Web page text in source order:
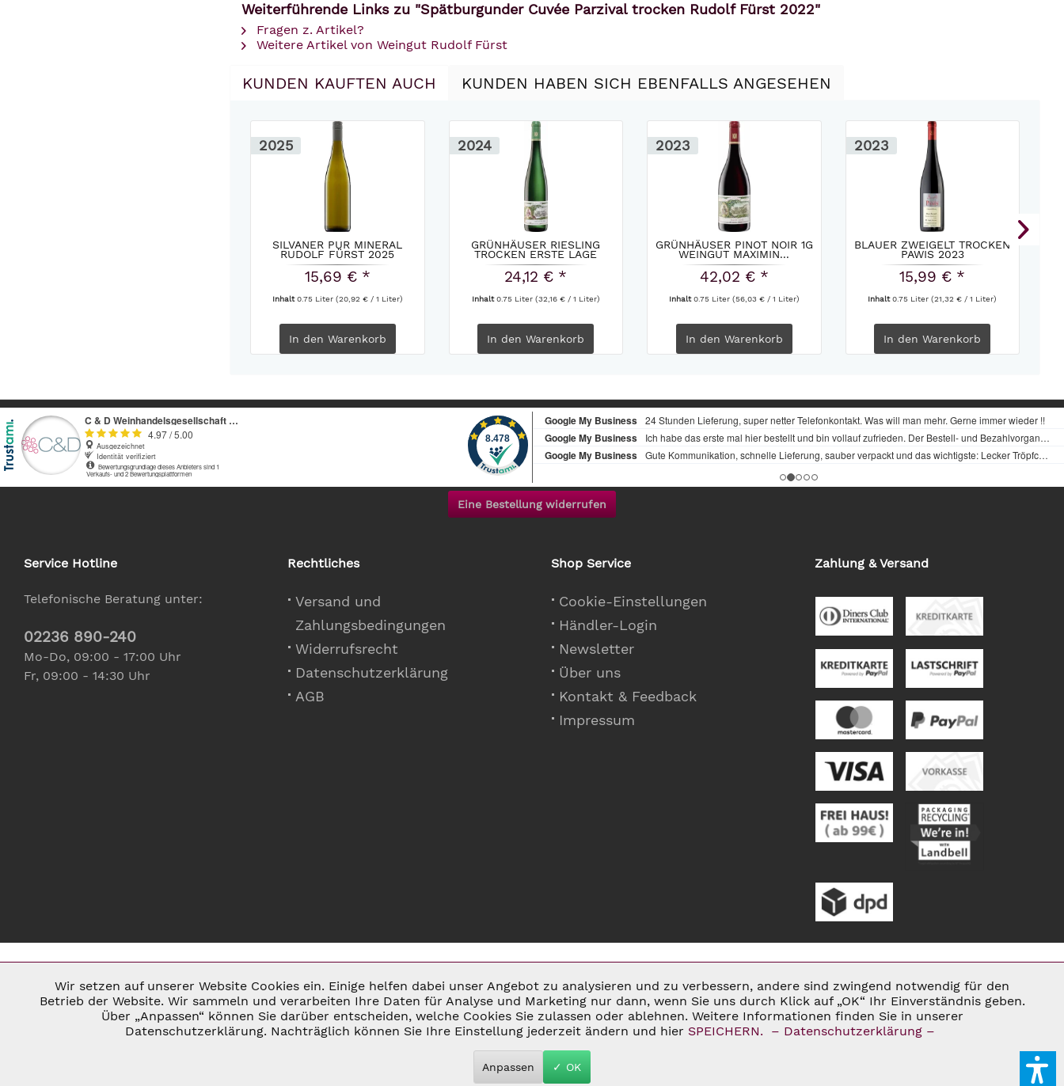
Weiterführende Links zu "Spätburgunder Cuvée Parzival trocken Rudolf Fürst 2022"
Fragen z. Artikel?
Weitere Artikel von Weingut Rudolf Fürst
KUNDEN KAUFTEN AUCH KUNDEN HABEN SICH EBENFALLS ANGESEHEN
2025
SILVANER PUR MINERAL
RUDOLF FÜRST 2025
15,69 € *
Inhalt0.75 Liter (20,92 € / 1 Liter)
In den Warenkorb
2024
GRÜNHÄUSER RIESLING
TROCKEN ERSTE LAGE
WEINGUT...
24,12 € *
Inhalt0.75 Liter (32,16 € / 1 Liter)
In den Warenkorb
2023
GRÜNHÄUSER PINOT NOIR 1G
WEINGUT MAXIMIN...
42,02 € *
Inhalt0.75 Liter (56,03 € / 1 Liter)
In den Warenkorb
2023
BLAUER ZWEIGELT TROCKEN
PAWIS 2023
15,99 € *
Inhalt0.75 Liter(21,32 € / 1 Liter)
In den Warenkorb
Eine Bestellung widerrufen
Service Hotline
Telefonische Beratung unter:
02236 890-240
Mo-Do, 09:00 - 17:00 Uhr
Fr, 09:00 - 14:30 Uhr
Rechtliches
Versand und
Zahlungsbedingungen
Widerrufsrecht
Datenschutzerklärung
AGB
Shop Service
Cookie-Einstellungen
Händler-Login
Newsletter
Über uns
Kontakt & Feedback
Impressum
Zahlung & Versand
* ALLE PREISE INKL. GESETZL. UMSATZSTEUER ZZGL. VERSANDKOSTEN UND GGF. NACHNAHMEGEBÜHREN, WENN NICHT ANDERS BESCHRIEBEN
Notwendig Aktiv
Inaktiv
Wir setzen auf unserer Website Cookies ein. Einige helfen dabei unser Angebot zu analysieren und zu verbessern, andere sind zwingend notwendig für den
Betrieb der Website. Wir sammeln und verarbeiten Ihre Daten für Analyse und Marketing nur dann, wenn Sie uns durch Klick auf „OK“ Ihr Einverständnis geben.
Über „Anpassen“ können Sie darüber entscheiden, welche Cookies Sie zulassen oder ablehnen. Weitere Informationen finden Sie in unserer
Datenschutzerklärung. Nachträglich können Sie Ihre Einstellung jederzeit ändern und hier SPEICHERN. – Datenschutzerklärung –
Anpassen ✓ OK